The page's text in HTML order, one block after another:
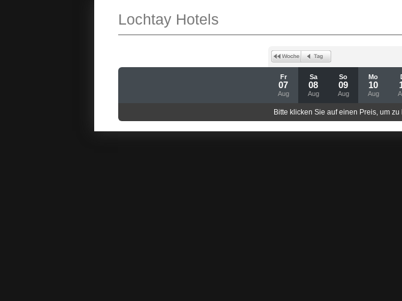
Lochtay Hotels
Fr
07
Aug
Sa
08
Aug
So
09
Aug
Mo
10
Aug
Bitte klicken Sie auf einen Preis, um